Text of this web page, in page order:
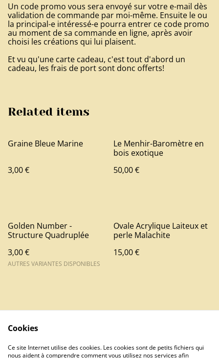
Un code promo vous sera envoyé sur votre e-mail dès
validation de commande par moi-même. Ensuite le ou
la principal-e intéressé-e pourra entrer ce code promo
au moment de sa commande en ligne, après avoir
choisi les créations qui lui plaisent.
Et vu qu'une carte cadeau, c'est tout d'abord un
cadeau, les frais de port sont donc offerts!
Related items
Graine Bleue Marine
3,00 €
Le Menhir-Baromètre en
bois exotique
50,00 €
Golden Number -
Structure Quadruplée
3,00 €
AUTRES VARIANTES DISPONIBLES
Ovale Acrylique Laiteux et
perle Malachite
15,00 €
Contact
Cookies
Ce site Internet utilise des cookies. Les cookies sont de petits fichiers qui
nous aident à comprendre comment vous utilisez nos services afin